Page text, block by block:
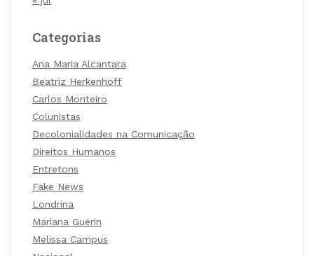
Categorias
Ana Maria Alcantara
Beatriz Herkenhoff
Carlos Monteiro
Colunistas
Decolonialidades na Comunicação
Direitos Humanos
Entretons
Fake News
Londrina
Mariana Guerin
Melissa Campus